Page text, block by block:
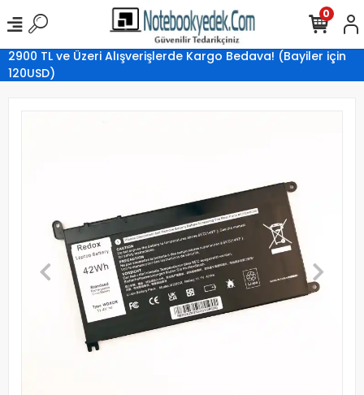
2900 TL ve Üzeri Alışverişlerde Kargo Bedava! (Bayiler için
120USD)
0